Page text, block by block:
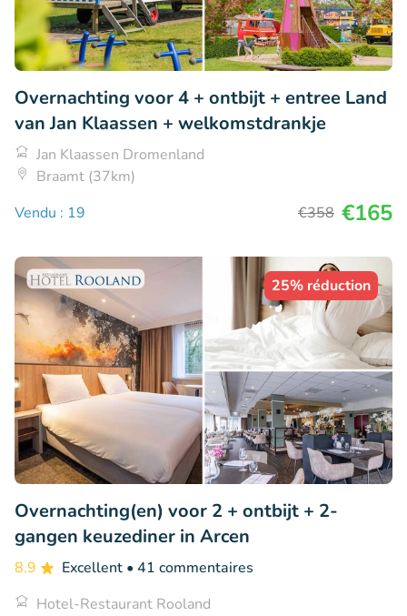
Overnachting voor 4 + ontbijt + entree Land
van Jan Klaassen + welkomstdrankje
Jan Klaassen Dromenland
Braamt (37km)
Vendu : 19
€358 €165
25% réduction
Overnachting(en) voor 2 + ontbijt + 2-
gangen keuzediner in Arcen
8.9 Excellent • 41 commentaires
Hotel-Restaurant Rooland